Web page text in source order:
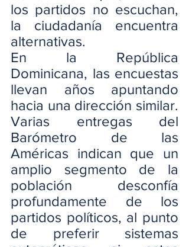
los partidos no escuchan,
la ciudadanía encuentra
alternativas.
En la República
Dominicana, las encuestas
llevan años apuntando
hacia una dirección similar.
Varias entregas del
Barómetro de las
Américas indican que un
amplio segmento de la
población desconfía
profundamente de los
partidos políticos, al punto
de preferir sistemas